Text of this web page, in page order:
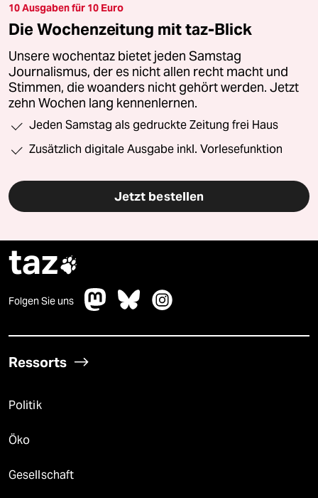
10 Ausgaben für 10 Euro
Die Wochenzeitung mit taz-Blick
Unsere wochentaz bietet jeden Samstag
Journalismus, der es nicht allen recht macht und
Stimmen, die woanders nicht gehört werden. Jetzt
zehn Wochen lang kennenlernen.
Jeden Samstag als gedruckte Zeitung frei Haus
Zusätzlich digitale Ausgabe inkl. Vorlesefunktion
Jetzt bestellen
taz
Folgen Sie uns
Ressorts
Politik
Öko
Gesellschaft